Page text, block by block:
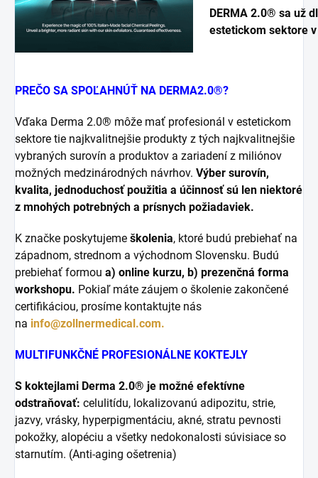
DERMA 2.0® sa už
estetickom sektore
PREČO SA SPOĽAHNÚŤ NA DERMA2.0®?
Vďaka Derma 2.0® môže mať profesionál v estetickom
sektore tie najkvalitnejšie produkty z tých najkvalitnejšie
vybraných surovín a produktov a zariadení z miliónov
možných medzinárodných návrhov. Výber surovín,
kvalita, jednoduchosť použitia a účinnosť sú len niektoré
z mnohých potrebných a prísnych požiadaviek.
K značke poskytujeme školenia, ktoré budú prebiehať na
západnom, strednom a východnom Slovensku. Budú
prebiehať formou a) online kurzu, b) prezenčná forma
workshopu. Pokiaľ máte záujem o školenie zakončené
certifikáciou, prosíme kontaktujte nás
na info@zollnermedical.com.
MULTIFUNKČNÉ PROFESIONÁLNE KOKTEJLY
S koktejlami Derma 2.0® je možné efektívne
odstraňovať: celulitídu, lokalizovanú adipozitu, strie,
jazvy, vrásky, hyperpigmentáciu, akné, stratu pevnosti
pokožky, alopéciu a všetky nedokonalosti súvisiace so
starnutím. (Anti-aging ošetrenia)